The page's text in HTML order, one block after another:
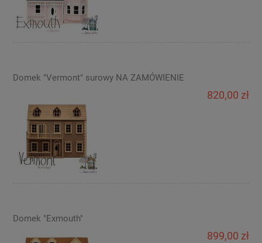
Domek "Vermont" surowy NA ZAMÓWIENIE
820,00 zł
Domek "Exmouth"
899,00 zł